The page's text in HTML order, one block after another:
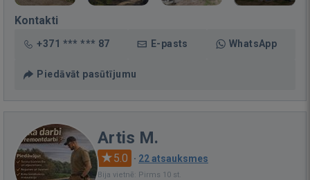
Kontakti
+371 *** *** 87 E-pasts WhatsApp
Piedāvāt pasūtījumu
Artis M.
5.0 · 22 atsauksmes
Bija vietnē: Pirms 10 st.